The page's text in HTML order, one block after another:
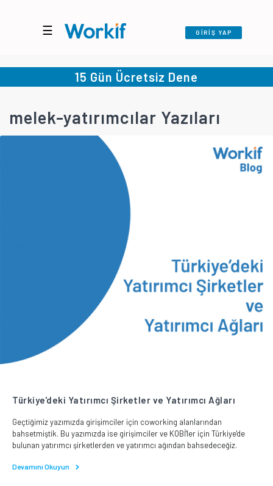
☰ GİRİŞ YAP
15 Gün Ücretsiz Dene
melek-yatırımcılar Yazıları
Türkiye'deki Yatırımcı Şirketler ve Yatırımcı Ağları
Geçtiğimiz yazımızda girişimciler için coworking alanlarından
bahsetmiştik. Bu yazımızda ise girişimciler ve KOBİ'ler için Türkiye'de
bulunan yatırımcı şirketlerden ve yatırımcı ağından bahsedeceğiz.
Devamını Okuyun